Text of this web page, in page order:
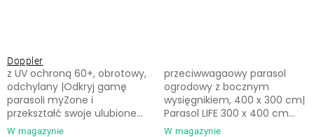
Doppler
W magazynie
z UV ochroną 60+, obrotowy,
odchylany |Odkryj gamę
parasoli myZone i
przekształć swoje ulubione...
W magazynie
przeciwwagaowy parasol
ogrodowy z bocznym
wysięgnikiem, 400 x 300 cm|
Parasol LIFE 300 x 400 cm...